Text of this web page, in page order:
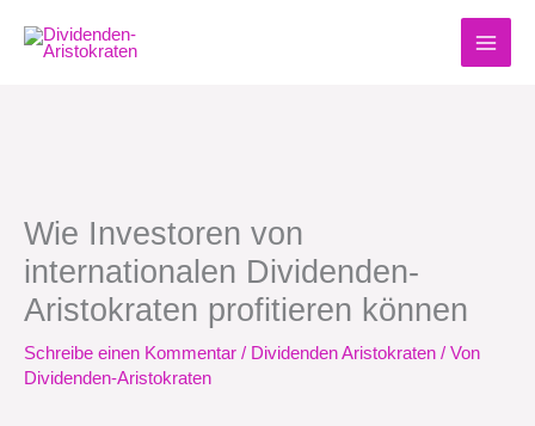
Inhalt
springen
Wie Investoren von
internationalen Dividenden-
Aristokraten profitieren können
Schreibe einen Kommentar / Dividenden Aristokraten / Von
Dividenden-Aristokraten